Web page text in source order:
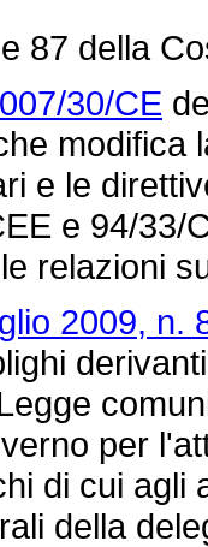
87 della
30/CE
modifica
e le
e 94/33/
relazioni
2009, n.
per
di cui agli
della